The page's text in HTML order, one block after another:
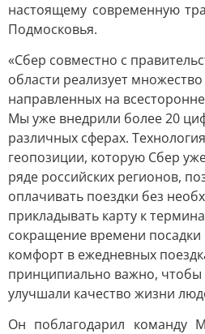
настоящему современную
Подмосковья.
«Сбер совместно с
области реализует
направленных на
Мы уже внедрили более 20
различных сферах.
геопозиции, которую Сбер
ряде российских регионов,
оплачивать поездки без
прикладывать карту к
сокращение времени
комфорт в ежедневных
принципиально важно,
улучшали качество жизни
Он поблагодарил команду